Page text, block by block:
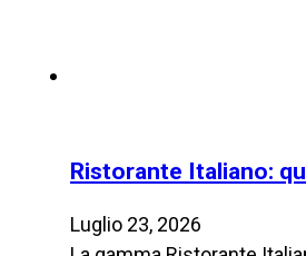
Ristorante Italiano:
Luglio 23, 2026